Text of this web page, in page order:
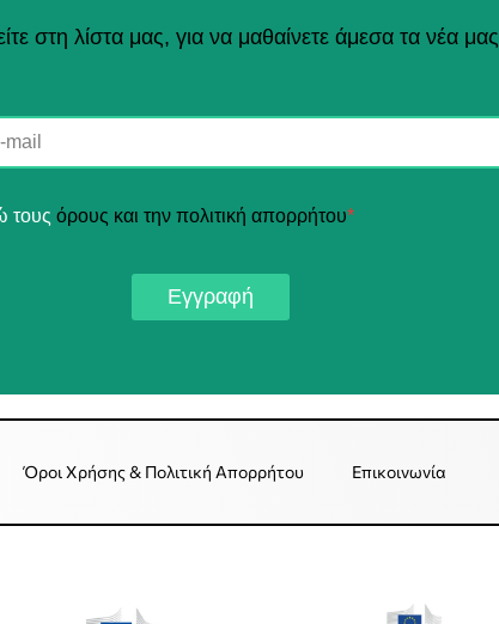
στη λίστα μας, για να μαθαίνετε άμεσα τα νέα μας
τουςόρους και την πολιτική απορρήτου*
Εγγραφή
Όροι Χρήσης & Πολιτική Απορρήτου Επικοινωνία